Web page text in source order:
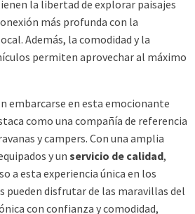
la libertad de explorar paisajes
más profunda con la
Además, la comodidad y la
permiten aprovechar al máximo
embarcarse en esta emocionante
como una compañía de referencia
y campers. Con una amplia
y un servicio de calidad,
a esta experiencia única en los
pueden disfrutar de las maravillas del
con confianza y comodidad,